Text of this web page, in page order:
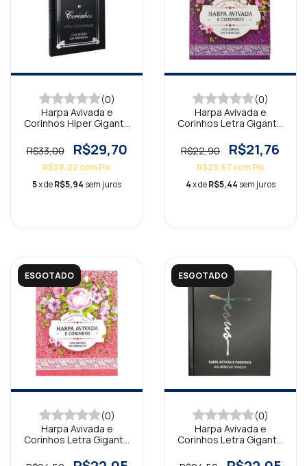
(0)
Harpa Avivada e
Corinhos Hiper Gigante
Preta
R$33,00 R$29,70
R$28,22 comPix
5x deR$5,94 sem juros
(0)
Harpa Avivada e
Corinhos Letra Gigante
R$22,90
R$21,76
R$20,67 com Pix
4x deR$5,44 sem juros
ESGOTADO
(0)
Harpa Avivada e
Corinhos Letra Gigante
ESGOTADO
(0)
Harpa Avivada e
Corinhos Letra Gigante